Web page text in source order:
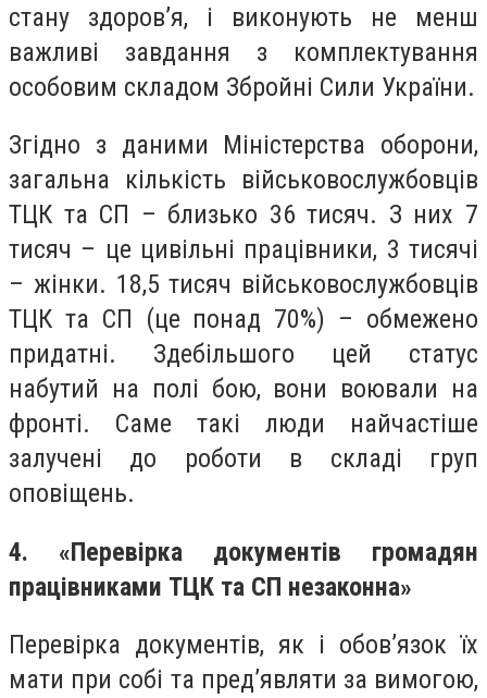
стану здоров’я, і виконують не менш
важливі завдання з комплектування
особовим складом Збройні Сили України.
Згідно з даними Міністерства оборони,
загальна кількість військовослужбовців
ТЦК та СП – близько 36 тисяч. З них 7
тисяч – це цивільні працівники, 3 тисячі
– жінки. 18,5 тисяч військовослужбовців
ТЦК та СП (це понад 70%) – обмежено
придатні. Здебільшого цей статус
набутий на полі бою, вони воювали на
фронті. Саме такі люди найчастіше
залучені до роботи в складі груп
оповіщень.
4. «Перевірка документів громадян
працівниками ТЦК та СП незаконна»
Перевірка документів, як і обов’язок їх
мати при собі та пред’являти за вимогою,